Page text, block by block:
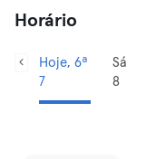
Horário
Hoje, 6ª
7
Sá
8